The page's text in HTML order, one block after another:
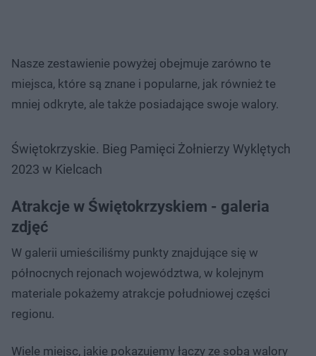
Nasze zestawienie powyżej obejmuje zarówno te
miejsca, które są znane i popularne, jak również te
mniej odkryte, ale także posiadające swoje walory.
Świętokrzyskie. Bieg Pamięci Żołnierzy Wyklętych
2023 w Kielcach
Atrakcje w Świętokrzyskiem - galeria
zdjęć
W galerii umieściliśmy punkty znajdujące się w
północnych rejonach województwa, w kolejnym
materiale pokażemy atrakcje południowej części
regionu.
Wiele miejsc, jakie pokazujemy łączy ze sobą walory